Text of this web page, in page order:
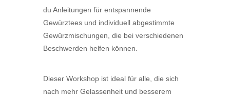
du Anleitungen für entspannende
Gewürztees und individuell abgestimmte
Gewürzmischungen, die bei verschiedenen
Beschwerden helfen können.
Dieser Workshop ist ideal für alle, die sich
nach mehr Gelassenheit und besserem